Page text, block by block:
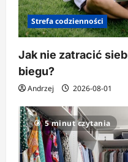
Strefa codzienności
Jak nie zatracić
biegu?
Andrzej 2026-08-01
5 minut czytania